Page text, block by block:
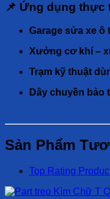
📌 Ứng dụng thực
Garage sửa xe ô
Xưởng cơ khí –
Trạm kỹ thuật
Dây chuyền bảo
Sản Phẩm
Top Rating